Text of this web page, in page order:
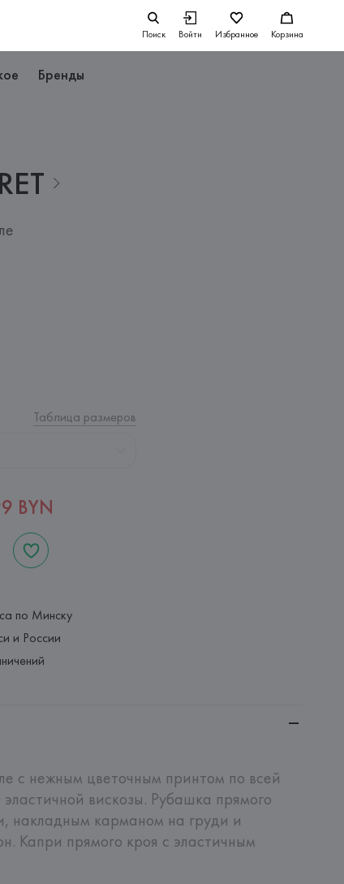
Поиск Войти Избранное Корзина
Бренды
Таблица размеров
BYN
по Минску
и России
с нежным цветочным принтом по всей
вискозы. Рубашка прямого
накладным карманом на груди и
Капри прямого кроя с эластичным